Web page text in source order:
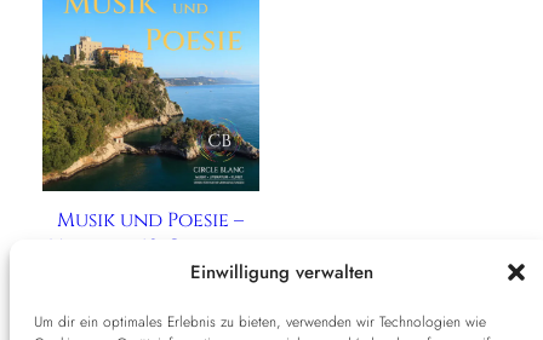
Einwilligung verwalten
Um dir ein optimales Erlebnis zu bieten, verwenden wir Technologien wie
Musik und Poesie –
Montag, 19. Oktober
2026 19:30 Uhr
€30,00 – €35,00Preisspanne: